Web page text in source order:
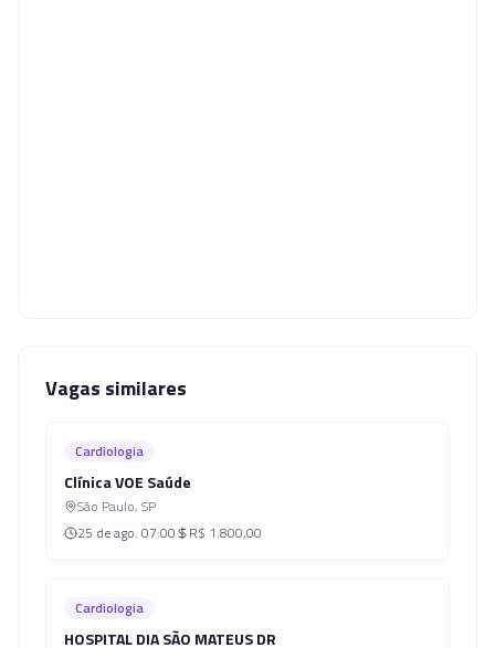
Vagas similares
Cardiologia
Clínica VOE Saúde
São Paulo, SP
25 de ago. 07:00 R$ 1.800,00
Cardiologia
HOSPITAL DIA SÃO MATEUS DR